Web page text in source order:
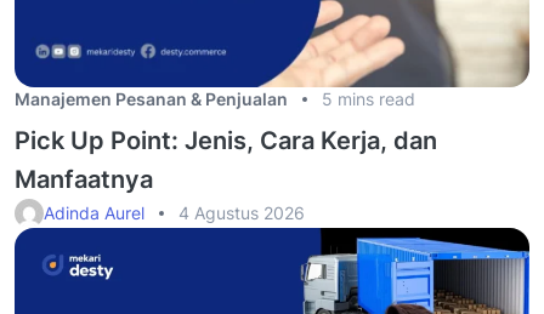
Manajemen Pesanan & Penjualan 5 mins read
Pick Up Point: Jenis, Cara Kerja, dan
Manfaatnya
Adinda Aurel 4 Agustus 2026